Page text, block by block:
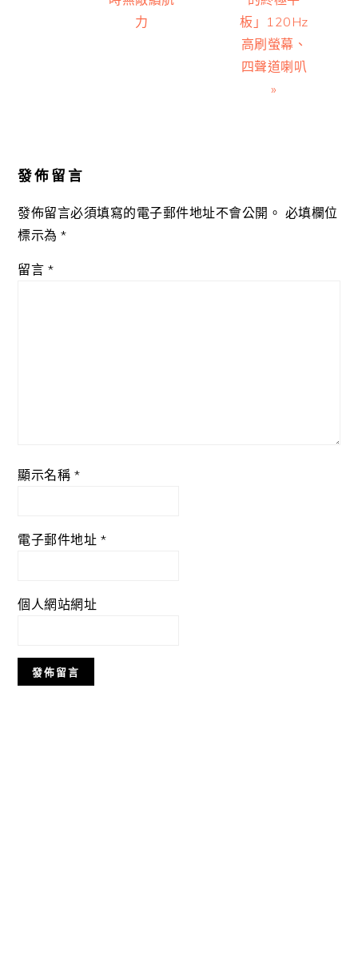
力
板」120Hz
高刷螢幕、
四聲道喇叭
»
發佈留言
發佈留言必須填寫的電子郵件地址不會公開。 必填欄位
標示為*
留言 *
顯示名稱 *
電子郵件地址 *
個人網站網址